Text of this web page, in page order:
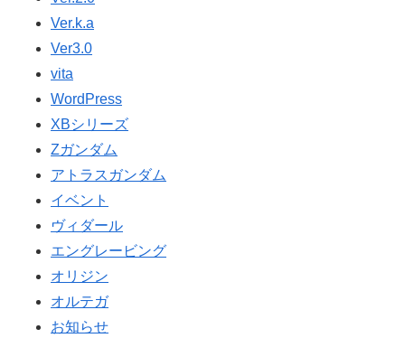
Ver.k.a
Ver3.0
vita
WordPress
XBシリーズ
Ζガンダム
アトラスガンダム
イベント
ヴィダール
エングレービング
オリジン
オルテガ
お知らせ